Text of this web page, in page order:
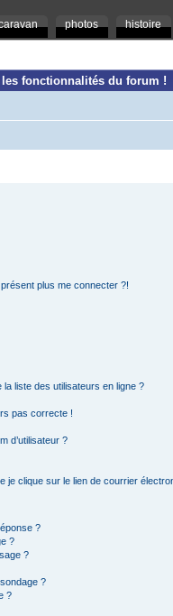
photos histoire
fonctionnalités du forum !
plus me connecter ?!
la liste des utilisateurs en ligne ?
pas correcte !
d’utilisateur ?
je clique sur le lien de courrier
?
?
?
?
?